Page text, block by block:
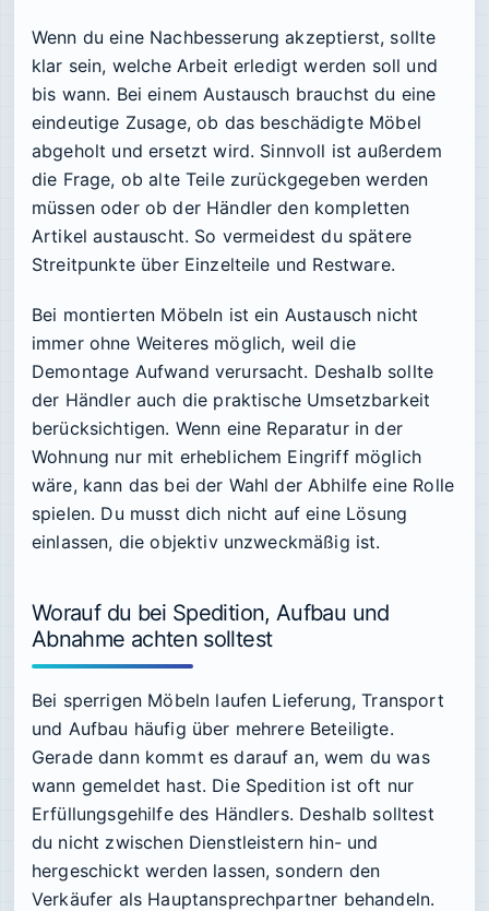
Wenn du eine Nachbesserung akzeptierst, sollte
klar sein, welche Arbeit erledigt werden soll und
bis wann. Bei einem Austausch brauchst du eine
eindeutige Zusage, ob das beschädigte Möbel
abgeholt und ersetzt wird. Sinnvoll ist außerdem
die Frage, ob alte Teile zurückgegeben werden
müssen oder ob der Händler den kompletten
Artikel austauscht. So vermeidest du spätere
Streitpunkte über Einzelteile und Restware.
Bei montierten Möbeln ist ein Austausch nicht
immer ohne Weiteres möglich, weil die
Demontage Aufwand verursacht. Deshalb sollte
der Händler auch die praktische Umsetzbarkeit
berücksichtigen. Wenn eine Reparatur in der
Wohnung nur mit erheblichem Eingriff möglich
wäre, kann das bei der Wahl der Abhilfe eine Rolle
spielen. Du musst dich nicht auf eine Lösung
einlassen, die objektiv unzweckmäßig ist.
Worauf du bei Spedition, Aufbau und
Abnahme achten solltest
Bei sperrigen Möbeln laufen Lieferung, Transport
und Aufbau häufig über mehrere Beteiligte.
Gerade dann kommt es darauf an, wem du was
wann gemeldet hast. Die Spedition ist oft nur
Erfüllungsgehilfe des Händlers. Deshalb solltest
du nicht zwischen Dienstleistern hin- und
hergeschickt werden lassen, sondern den
Verkäufer als Hauptansprechpartner behandeln.